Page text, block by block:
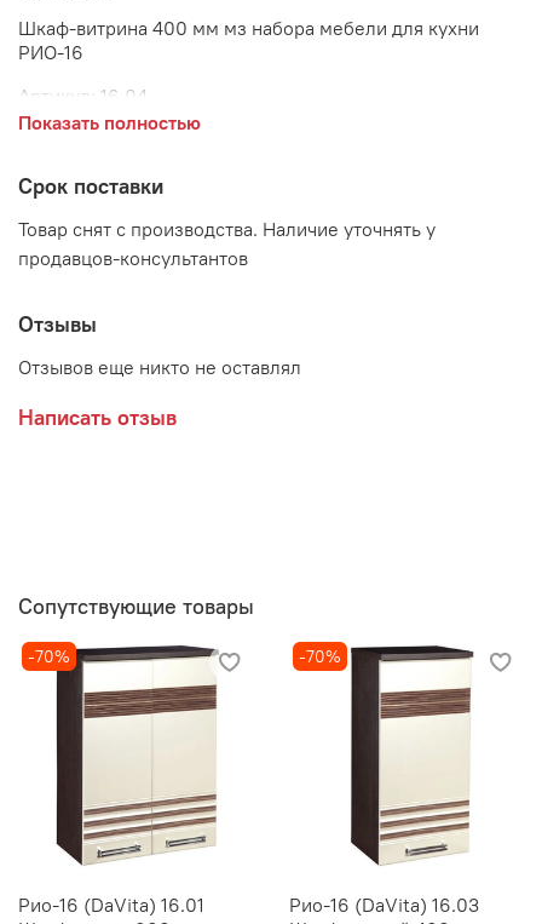
Шкаф-витрина 400 мм мз набора мебели для кухни
РИО-16
Артикул: 16.04
длина 400 мм
глубина 320 мм
высота 830 мм
Цвет:
корпус ЛДСП Венге
Показать полностью
Срок поставки
Товар снят с производства. Наличие уточнять у
продавцов-консультантов
Отзывы
Отзывов еще никто не оставлял
Написать отзыв
Сопутствующие товары
-70%
Рио-16 (DaVita) 16.01
-70%
Рио-16 (DaVita) 16.03